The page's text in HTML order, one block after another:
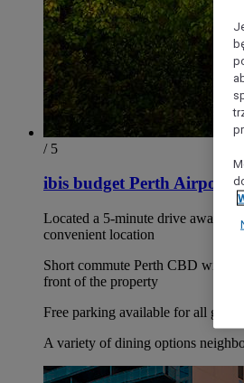
/ 5
ibis budget Perth Airport
Located a 5-minute drive away
convenient location
Short commute Perth CBD with a
front of the property
Free parking available for all guests
A variety of dining options